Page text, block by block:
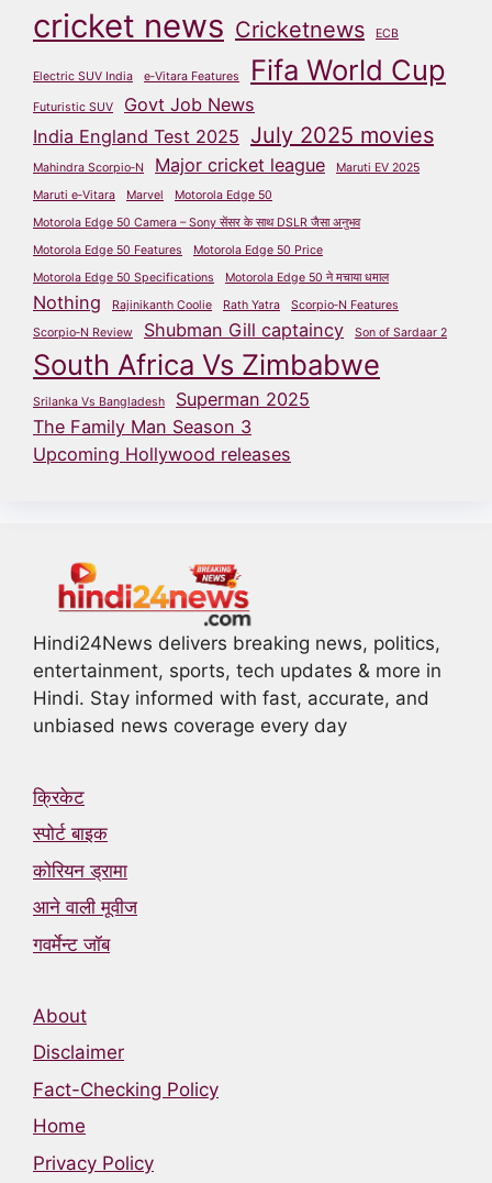
cricket news Cricketnews ECB
Electric SUV India e‑Vitara Features Fifa World Cup
Futuristic SUV
Govt Job News
India England Test 2025 July 2025 movies
Mahindra Scorpio‑N Major cricket league
Maruti EV 2025
Maruti e‑Vitara
Marvel
Motorola Edge 50
Motorola Edge 50 Camera – Sony सेंसर के साथ DSLR जैसा अनुभव
Motorola Edge 50 Features
Motorola Edge 50 Price
Motorola Edge 50 Specifications
Motorola Edge 50 ने मचाया धमाल
Nothing Rajinikanth Coolie Rath Yatra
Scorpio‑N Features
Scorpio‑N Review
Shubman Gill captaincy Son of Sardaar 2
South Africa Vs Zimbabwe
Srilanka Vs Bangladesh
Superman 2025
The Family Man Season 3
Upcoming Hollywood releases
Hindi24News delivers breaking news, politics,
entertainment, sports, tech updates & more in
Hindi. Stay informed with fast, accurate, and
unbiased news coverage every day
क्रिकेट
स्पोर्ट बाइक
कोरियन ड्रामा
आने वाली मूवीज
गवर्मेन्ट जॉब
About
Disclaimer
Fact-Checking Policy
Home
Privacy Policy